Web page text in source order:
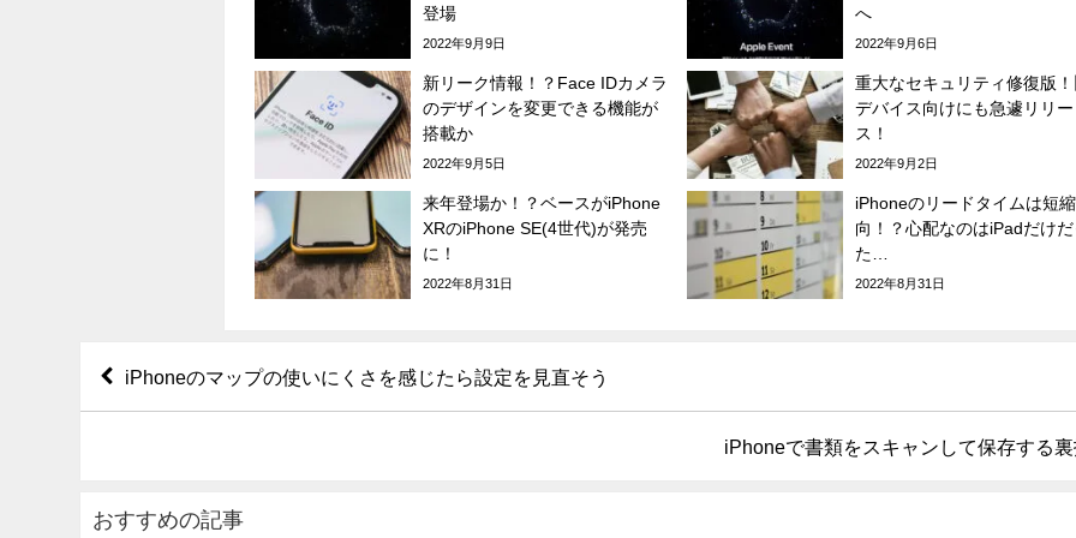
登場
2022年9月9日
へ
2022年9月6日
新リーク情報！？Face IDカメラ
のデザインを変更できる機能が
搭載か
2022年9月5日
重大なセキュリティ修復版！
デバイス向けにも急遽リリー
ス！
2022年9月2日
来年登場か！？ベースがiPhone
XRのiPhone SE(4世代)が発売
に！
2022年8月31日
iPhoneのリードタイムは短
向！？心配なのはiPadだけだ
た…
2022年8月31日
iPhoneのマップの使いにくさを感じたら設定を見直そう
iPhoneで書類をスキャンして保存する
おすすめの記事